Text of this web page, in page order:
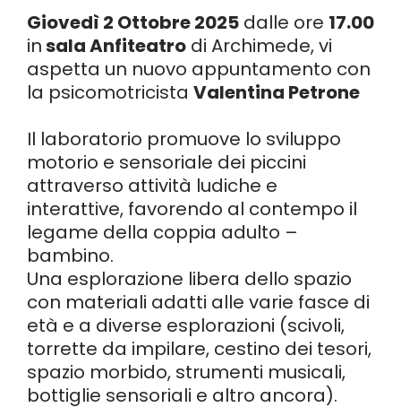
Giovedì 2 Ottobre 2025 dalle ore 17.00
insala Anfiteatro di Archimede, vi
aspetta un nuovo appuntamento con
la psicomotricista Valentina Petrone
Il laboratorio promuove lo sviluppo
motorio e sensoriale dei piccini
attraverso attività ludiche e
interattive, favorendo al contempo il
legame della coppia adulto –
bambino.
Una esplorazione libera dello spazio
con materiali adatti alle varie fasce di
età e a diverse esplorazioni (scivoli,
torrette da impilare, cestino dei tesori,
spazio morbido, strumenti musicali,
bottiglie sensoriali e altro ancora).